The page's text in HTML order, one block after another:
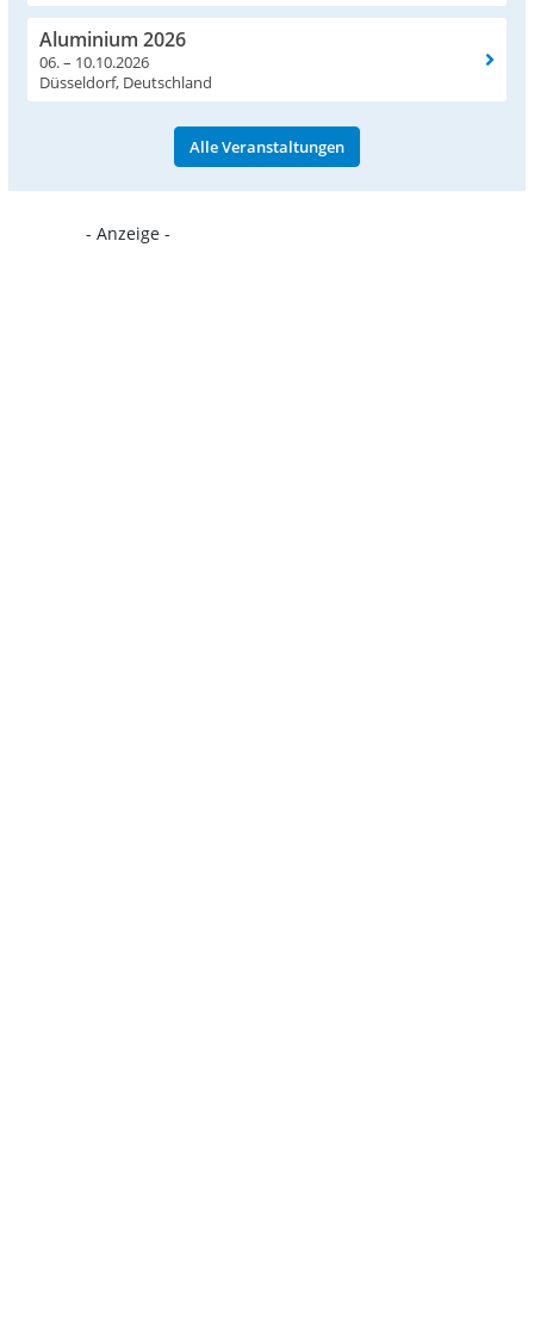
Aluminium 2026
06. – 10.10.2026
Düsseldorf, Deutschland
Alle Veranstaltungen
- Anzeige -